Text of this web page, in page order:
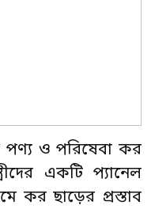
ও পরিষেবা কর
একটি প্যানেল
কর ছাড়ের প্রস্তাব